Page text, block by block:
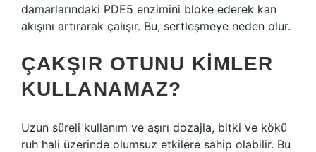
damarlarındaki PDE5 enzimini bloke ederek kan
akışını artırarak çalışır. Bu, sertleşmeye neden olur.
ÇAKŞIR OTUNU KIMLER
KULLANAMAZ?
Uzun süreli kullanım ve aşırı dozajla, bitki ve kökü
ruh hali üzerinde olumsuz etkilere sahip olabilir. Bu